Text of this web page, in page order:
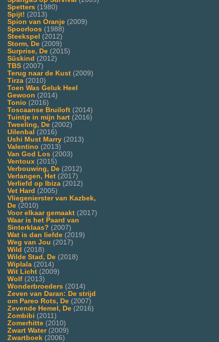
Spetters (1980)
Spijt! (2013)
Spion van Oranje (2009)
Spoorloos (1988)
Steekspel (2012)
Storm, De (2009)
Surprise, De (2015)
Süskind (2012)
TBS (2007)
Terug naar de Kust (2009)
Tirza (2010)
Toen Was Geluk Heel
Gewoon (2014)
Tonio (2016)
Toscaanse Bruiloft (2014)
Tuintje in mijn hart (2016)
Tweeling, De (2002)
Uilenbal (2016)
Ushi Must Marry (2013)
Valentino (2013)
Van God Los (2003)
Ventoux (2015)
Verbouwing, De (2012)
Verlangen, Het (2017)
Verliefd op Ibiza (2012)
Vet Hard (2005)
Vliegenierster van Kazbek,
De (2010)
Voor elkaar gemaakt (2017)
Waar is het Paard van
Sinterklaas? (2007)
Wat is dan liefde (2019)
Weg van Jou (2017)
Wild (2018)
Wilde Stad, De (2018)
Wiplala (2014)
Wit Licht (2009)
Wolf (2013)
Wonderbroeders (2014)
Zeven van Daran: De strijd
om Pareo Rots, De (2007)
Zevende Hemel, De (2016)
Zombibi (2011)
Zomerhitte (2010)
Zwart Water(2009)
Zwartboek (2006)